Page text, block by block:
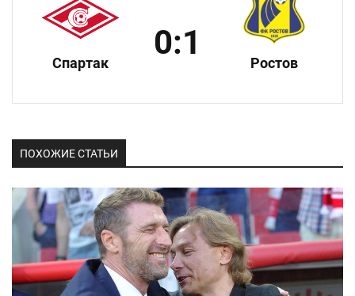
Спартак
0:1
Ростов
ПОХОЖИЕ СТАТЬИ